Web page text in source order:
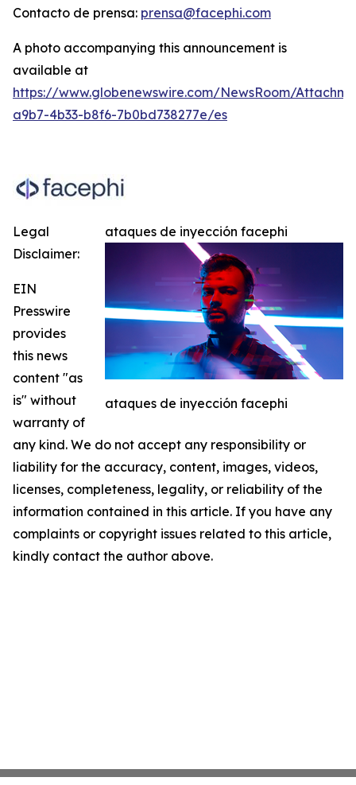
Contacto de prensa: prensa@facephi.com
A photo accompanying this announcement is
available at
https://www.globenewswire.com/NewsRoom/
a9b7-4b33-b8f6-7b0bd738277e/es
ataques de inyección facephi
ataques de inyección facephi
Legal
Disclaimer:
EIN
Presswire
provides
this news
content "as
is" without
warranty of
any kind. We do not accept any responsibility or
liability for the accuracy, content, images, videos,
licenses, completeness, legality, or reliability of the
information contained in this article. If you have any
complaints or copyright issues related to this article,
kindly contact the author above.